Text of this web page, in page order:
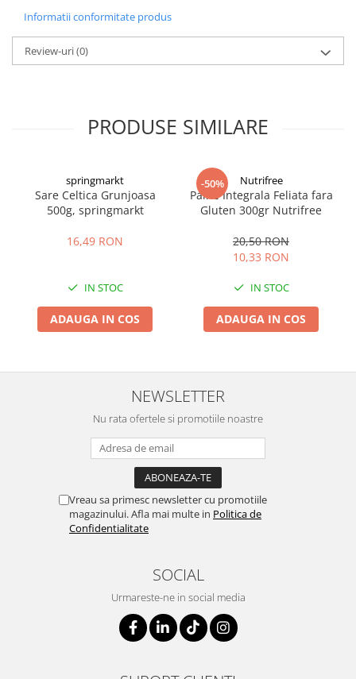
Informatii conformitate produs
Review-uri(0)
PRODUSE SIMILARE
springmarkt
Sare Celtica Grunjoasa
500g, springmarkt
16,49 RON
IN STOC
ADAUGA IN COS
-50% Nutrifree
Paine Integrala Feliata fara
Gluten 300gr Nutrifree
20,50 RON
10,33 RON
IN STOC
ADAUGA IN COS
NEWSLETTER
Nu rata ofertele si promotiile noastre
Vreau sa primesc newsletter cu promotiile
magazinului. Afla mai multe in Politica de
Confidentialitate
SOCIAL
Urmareste-ne in social media